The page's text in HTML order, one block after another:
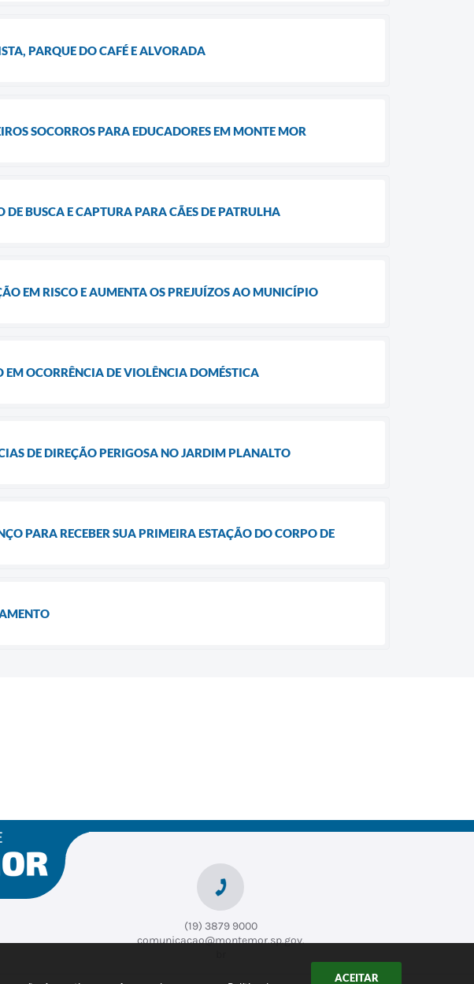
ACEITAR
PARQUE DO CAFÉ E ALVORADA
SOCORROS PARA EDUCADORES EM MONTE MOR
BUSCA E CAPTURA PARA CÃES DE PATRULHA
EM RISCO E AUMENTA OS PREJUÍZOS AO MUNICÍPIO
EM OCORRÊNCIA DE VIOLÊNCIA DOMÉSTICA
DE DIREÇÃO PERIGOSA NO JARDIM PLANALTO
PARA RECEBER SUA PRIMEIRA ESTAÇÃO DO CORPO DE
(19) 3879 9000
comunicacao@montemor.sp.gov.